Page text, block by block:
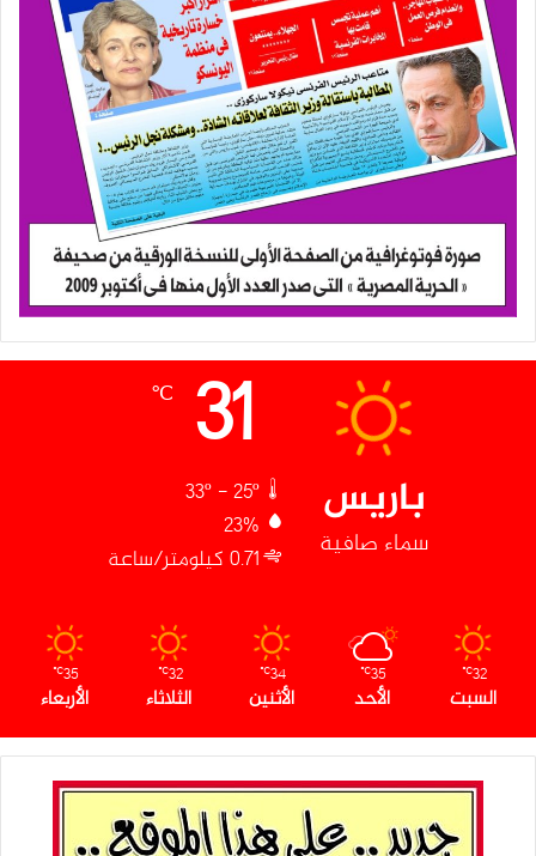
باريس
سماء صافية
31
℃
23%
0.71 كيلومتر/ساعة
32
℃
السبت
35
℃
الأحد
34
℃
الأثنين
32
℃
الثلاثاء
35
℃
الأربعاء